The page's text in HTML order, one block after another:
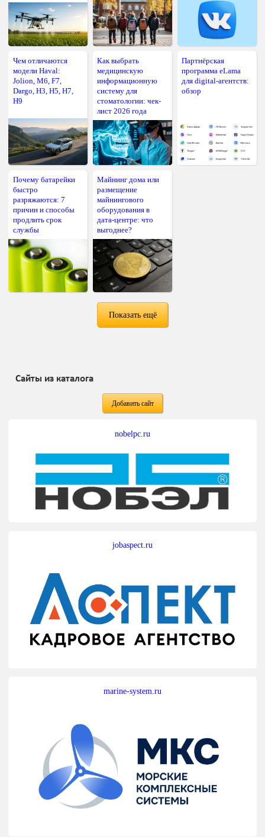
Чем отличаются
модели Haval:
Jolion, M6, F7,
Dargo, H3, H5, H7,
H9
Как выбрать
медицинскую
информационную
систему для
стоматологии: чек-
лист 2026 года
Партнёрская
программа eLama
для digital-агентств:
обзор
Почему батарейки
быстро
разряжаются: 7
причин и способы
продлить срок
службы
Майнинг дома или
размещение
майнингового
оборудования в
дата-центре: что
выгоднее?
Показать ещё
Сайты из каталога
Добавить сайт
nobelpc.ru
jobaspect.ru
marine-system.ru